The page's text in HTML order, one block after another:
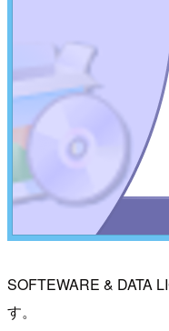
SOFTEWARE & DATA
す。